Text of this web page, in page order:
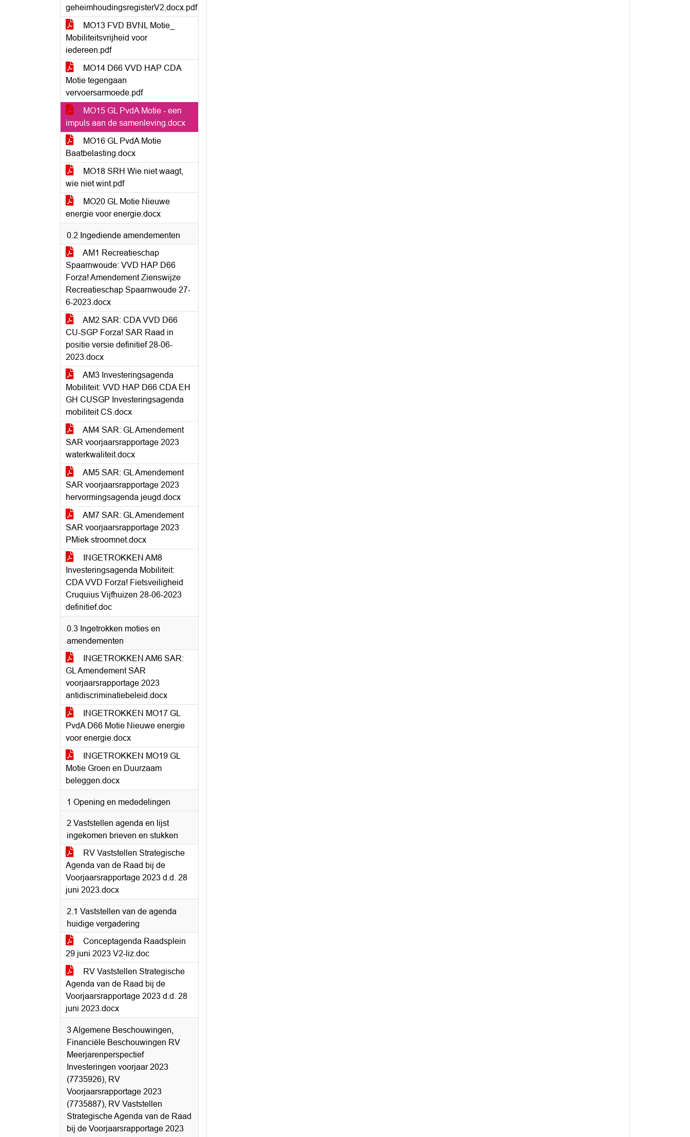
geheimhoudingsregisterV2.docx.pdf
MO13 FVD BVNL Motie_
Mobiliteitsvrijheid voor
iedereen.pdf
MO14 D66 VVD HAP CDA
Motie tegengaan
vervoersarmoede.pdf
MO15 GL PvdA Motie - een
impuls aan de samenleving.docx
MO16 GL PvdA Motie
Baatbelasting.docx
MO18 SRH Wie niet waagt,
wie niet wint.pdf
MO20 GL Motie Nieuwe
energie voor energie.docx
0.2 Ingediende amendementen
AM1 Recreatieschap
Spaarnwoude: VVD HAP D66
Forza! Amendement Zienswijze
Recreatieschap Spaarnwoude 27-
6-2023.docx
AM2 SAR: CDA VVD D66
CU-SGP Forza! SAR Raad in
positie versie definitief 28-06-
2023.docx
AM3 Investeringsagenda
Mobiliteit: VVD HAP D66 CDA EH
GH CUSGP Investeringsagenda
mobiliteit CS.docx
AM4 SAR: GL Amendement
SAR voorjaarsrapportage 2023
waterkwaliteit.docx
AM5 SAR: GL Amendement
SAR voorjaarsrapportage 2023
hervormingsagenda jeugd.docx
AM7 SAR: GL Amendement
SAR voorjaarsrapportage 2023
PMiek stroomnet.docx
INGETROKKEN AM8
Investeringsagenda Mobiliteit:
CDA VVD Forza! Fietsveiligheid
Cruquius Vijfhuizen 28-06-2023
definitief.doc
0.3 Ingetrokken moties en
amendementen
INGETROKKEN AM6 SAR:
GL Amendement SAR
voorjaarsrapportage 2023
antidiscriminatiebeleid.docx
INGETROKKEN MO17 GL
PvdA D66 Motie Nieuwe energie
voor energie.docx
INGETROKKEN MO19 GL
Motie Groen en Duurzaam
beleggen.docx
1 Opening en mededelingen
2 Vaststellen agenda en lijst
ingekomen brieven en stukken
RV Vaststellen Strategische
Agenda van de Raad bij de
Voorjaarsrapportage 2023 d.d. 28
juni 2023.docx
2.1 Vaststellen van de agenda
huidige vergadering
Conceptagenda Raadsplein
29 juni 2023 V2-liz.doc
RV Vaststellen Strategische
Agenda van de Raad bij de
Voorjaarsrapportage 2023 d.d. 28
juni 2023.docx
3 Algemene Beschouwingen,
Financiële Beschouwingen RV
Meerjarenperspectief
Investeringen voorjaar 2023
(7735926), RV
Voorjaarsrapportage 2023
(7735887), RV Vaststellen
Strategische Agenda van de Raad
bij de Voorjaarsrapportage 2023